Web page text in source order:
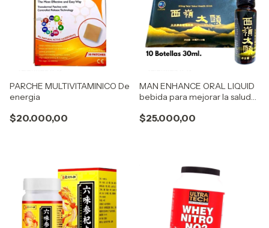
PARCHE MULTIVITAMINICO De
energia
$20.000,00
MAN ENHANCE ORAL LIQUID
bebida para mejorar la salud
$25.000,00